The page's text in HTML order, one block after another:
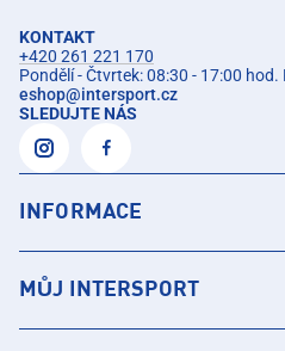
KONTAKT
+420 261 221 170
Pondělí - Čtvrtek: 08:30 - 17:00
eshop@intersport.cz
SLEDUJTE NÁS
INFORMACE
MŮJ INTERSPORT